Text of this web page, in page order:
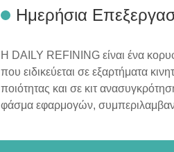
Ημερήσια
Η DAILY REFINING είναι ένα
που ειδικεύεται σε εξαρτήματα
ποιότητας και σε κιτ
φάσμα εφαρμογών,
κινητήρων ντίζελ.